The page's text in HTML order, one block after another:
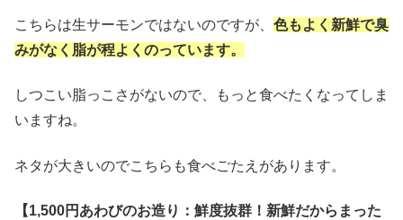
こちらは生サーモンではないのですが、 色もよく新鮮で臭
みがなく脂が程よくのっています。
しつこい脂っこさがないので、もっと食べたくなってしま
いますね。
ネタが大きいのでこちらも食べごたえがあります。
【1,500円あわびのお造り：鮮度抜群！新鮮だからまった